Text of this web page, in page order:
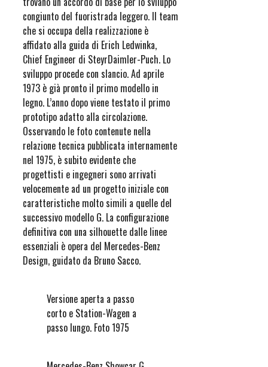
congiunto del fuoristrada leggero. Il team
che si occupa della realizzazione è
affidato alla guida di Erich Ledwinka,
Chief Engineer di SteyrDaimler-Puch. Lo
sviluppo procede con slancio. Ad aprile
1973 è già pronto il primo modello in
legno. L’anno dopo viene testato il primo
prototipo adatto alla circolazione.
Osservando le foto contenute nella
relazione tecnica pubblicata internamente
nel 1975, è subito evidente che
progettisti e ingegneri sono arrivati
velocemente ad un progetto iniziale con
caratteristiche molto simili a quelle del
successivo modello G. La configurazione
definitiva con una silhouette dalle linee
essenziali è opera del Mercedes-Benz
Design, guidato da Bruno Sacco.
Versione aperta a passo
corto e Station-Wagen a
passo lungo. Foto 1975